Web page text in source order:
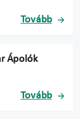
Tovább
Ápolók
Tovább